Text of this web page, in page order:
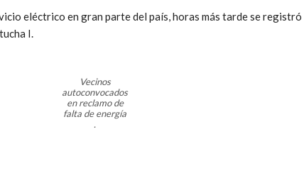
eléctrico en gran parte del país, horas más tarde se registró
I.
Vecinos
autoconvocados
en reclamo de
falta de energía
.